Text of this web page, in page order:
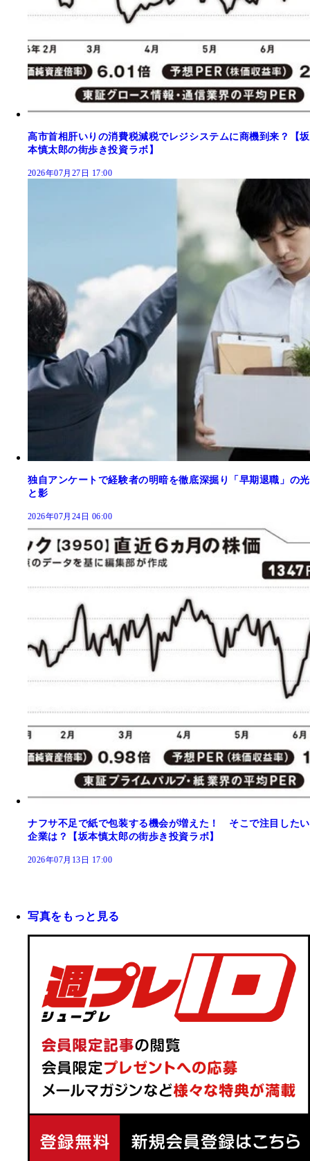
高市首相肝いりの消費税減税でレジシステムに商機到来？【坂
本慎太郎の街歩き投資ラボ】
2026年07月27日 17:00
独自アンケートで経験者の明暗を徹底深掘り「早期退職」の光
と影
2026年07月24日 06:00
ナフサ不足で紙で包装する機会が増えた！ そこで注目したい
企業は？【坂本慎太郎の街歩き投資ラボ】
2026年07月13日 17:00
写真をもっと見る